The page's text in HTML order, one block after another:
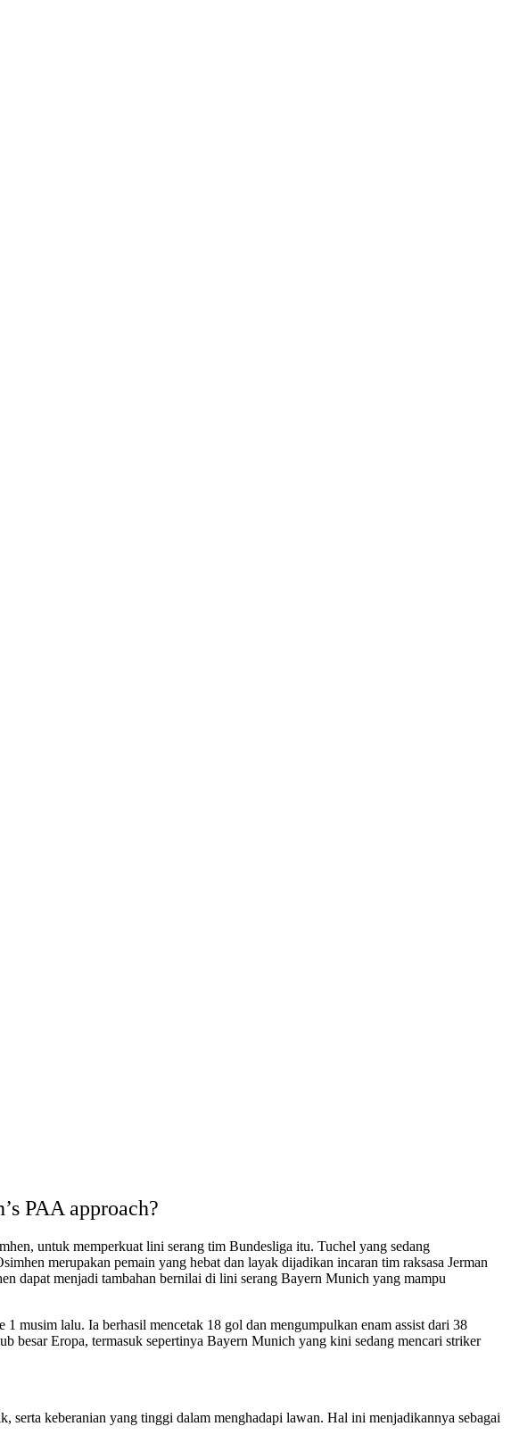
PAA approach?
untuk memperkuat lini serang tim Bundesliga itu. Tuchel yang sedang
merupakan pemain yang hebat dan layak dijadikan incaran tim raksasa Jerman
dapat menjadi tambahan bernilai di lini serang Bayern Munich yang mampu
musim lalu. Ia berhasil mencetak 18 gol dan mengumpulkan enam assist dari 38
besar Eropa, termasuk sepertinya Bayern Munich yang kini sedang mencari striker
serta keberanian yang tinggi dalam menghadapi lawan. Hal ini menjadikannya sebagai